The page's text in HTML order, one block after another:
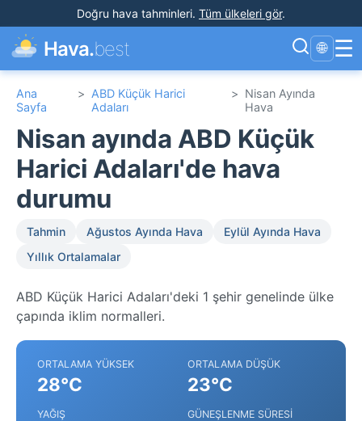
Doğru hava tahminleri. Tüm ülkeleri gör.
Hava.best 🌐 ☰
Ana
Sayfa
> ABD Küçük Harici
Adaları
> Nisan Ayında
Hava
Nisan ayında ABD Küçük
Harici Adaları'de hava
durumu
Tahmin Ağustos Ayında Hava
Eylül Ayında Hava
Yıllık Ortalamalar
ABD Küçük Harici Adaları'deki 1 şehir genelinde ülke
çapında iklim normalleri.
ORTALAMA YÜKSEK
28°C
ORTALAMA DÜŞÜK
23°C
YAĞIŞ GÜNEŞLENME SÜRESI